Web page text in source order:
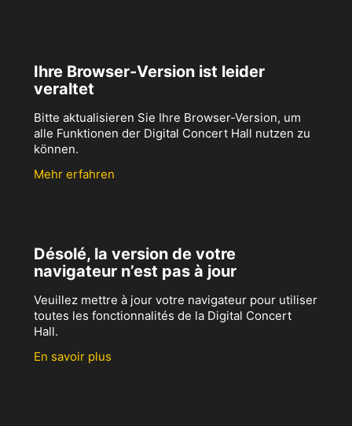
Ihre Browser-Version ist leider
veraltet
Bitte aktualisieren Sie Ihre Browser-Version, um
alle Funktionen der Digital Concert Hall nutzen zu
können.
Mehr erfahren
Désolé, la version de votre
navigateur n’est pas à jour
Veuillez mettre à jour votre navigateur pour utiliser
toutes les fonctionnalités de la Digital Concert
Hall.
En savoir plus